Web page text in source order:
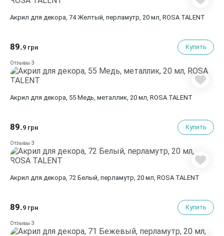
Акрил для декора, 74 Желтый, перламутр, 20 мл, ROSA TALENT
89.9 грн Купить
Отзывы 3
Акрил для декора, 55 Медь, металлик, 20 мл, ROSA TALENT
89.9 грн Купить
Отзывы 3
Акрил для декора, 72 Белый, перламутр, 20 мл, ROSA TALENT
89.9 грн Купить
Отзывы 3